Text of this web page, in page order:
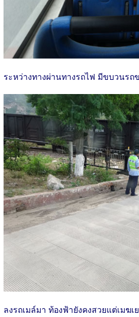
ระหว่างทางผ่านทางรถไฟ มีขบวนรถ
ลงรถเมล์มา ท้องฟ้ายังคงสวยแต่เมฆเ